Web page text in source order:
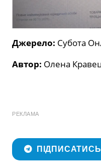
Джерело: Субота
Автор: Олена
РЕКЛАМА